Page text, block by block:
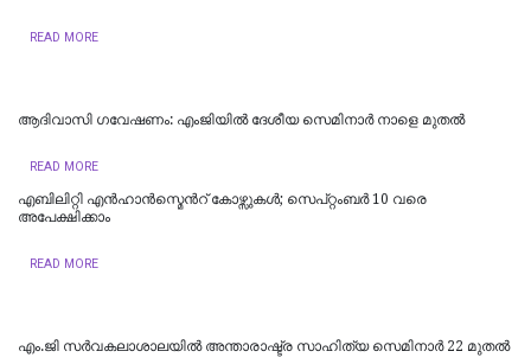
READ MORE
ആദിവാസി ഗവേഷണം: എംജിയില്‍ ദേശീയ സെമിനാര്‍ നാളെ മുതല്‍
READ MORE
എബിലിറ്റി എന്‍ഹാന്‍സ്മെന്‍റ് കോഴ്സുകള്‍; സെപ്റ്റംബര്‍ 10 വരെ
അപേക്ഷിക്കാം
READ MORE
എം.ജി സര്‍വകലാശാലയില്‍ അന്താരാഷ്ട്ര സാഹിത്യ സെമിനാര്‍ 22 മുതല്‍